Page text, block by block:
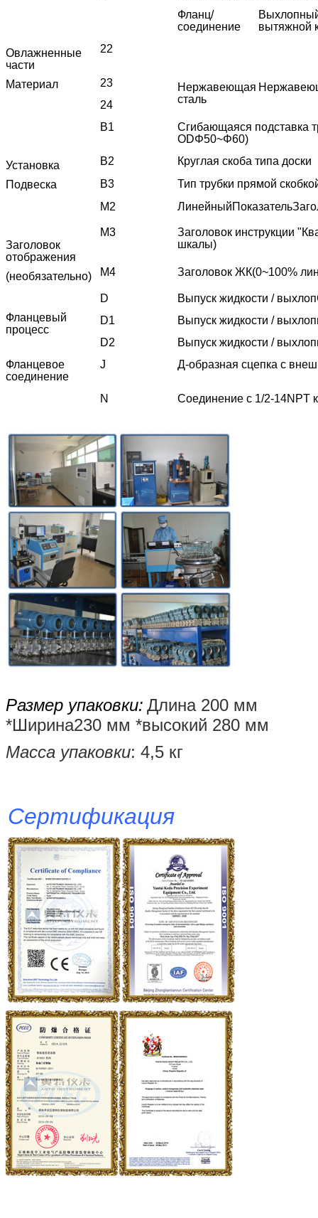
Овлажненные
части
Материал
Фланц/
соединение
вытяжной
22
Нержавеющая
сталь
23
24
Установка
Подвеска
В1
Сгибающаяся подставка
ODΦ50~Φ60)
В2
Круглая скоба типа доски
В3
Тип трубки прямой
Заголовок
отображения
(необязательно)
M2 ЛинейныйПоказатель
M3
Заголовок инструкции
шкалы)
М4 Заголовок ЖК(0~100%
Фланцевый
процесс
D Выпуск жидкости / выхлоп
D1
Выпуск жидкости / выхлоп
D2
Выпуск жидкости / выхлоп
Фланцевое
соединение
J Д-образная сцепка с
N Соединение с 1/2-14NPT
Размер упаковки: Длина 200 мм
*Ширина230 мм *высокий 280 мм
Масса упаковки: 4,5 кг
Сертификация